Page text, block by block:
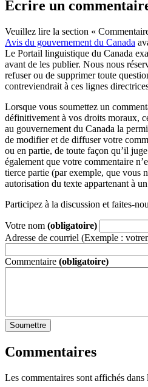
Écrire un
Veuillez lire la section «
Avis du gouvernement du Canada
Le Portail linguistique du Canada
avant de les publier. Nous nous
refuser ou de supprimer toute
contreviendrait à ces lignes
Lorsque vous soumettez un
définitivement à vos droits moraux,
au gouvernement du Canada la
de modifier et de diffuser votre
ou en partie, de toute façon qu’il
également que votre commentaire
tierce partie (par exemple, que vous
autorisation du texte appartenant à
Participez à la discussion et faites-
Votre nom (obligatoire)
Adresse de courriel (Exemple :
Commentaire (obligatoire)
Soumettre
Commentaires
Les commentaires sont affichés dans